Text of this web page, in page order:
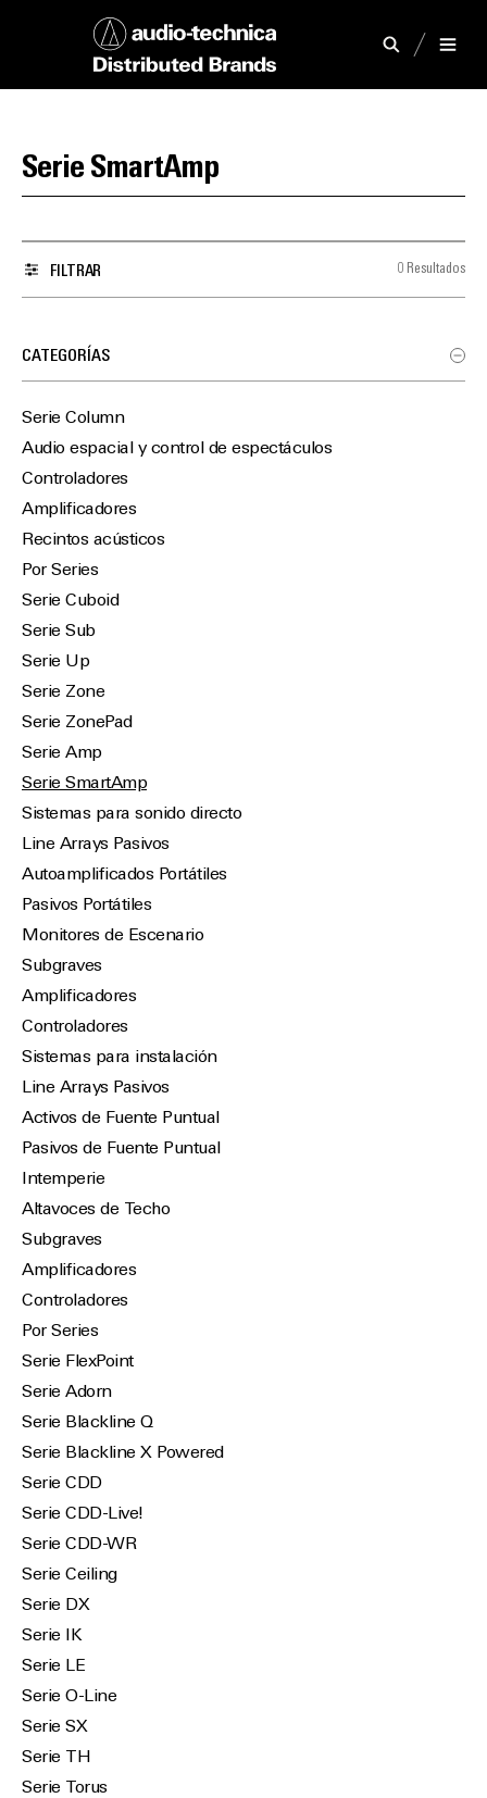
Serie SmartAmp
FILTRAR 0 Resultados
CATEGORÍAS
Serie Column
Audio espacial y control de espectáculos
Controladores
Amplificadores
Recintos acústicos
Por Series
Serie Cuboid
Serie Sub
Serie Up
Serie Zone
Serie ZonePad
Serie Amp
Serie SmartAmp
Sistemas para sonido directo
Line Arrays Pasivos
Autoamplificados Portátiles
Pasivos Portátiles
Monitores de Escenario
Subgraves
Amplificadores
Controladores
Sistemas para instalación
Line Arrays Pasivos
Activos de Fuente Puntual
Pasivos de Fuente Puntual
Intemperie
Altavoces de Techo
Subgraves
Amplificadores
Controladores
Por Series
Serie FlexPoint
Serie Adorn
Serie Blackline Q
Serie Blackline X Powered
Serie CDD
Serie CDD-Live!
Serie CDD-WR
Serie Ceiling
Serie DX
Serie IK
Serie LE
Serie O-Line
Serie SX
Serie TH
Serie Torus